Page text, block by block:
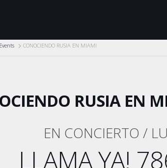
Events CONOCIENDO RUSIA EN MIAMI
RUSIA EN
EN CONCIERTO /
LLAMA YA!